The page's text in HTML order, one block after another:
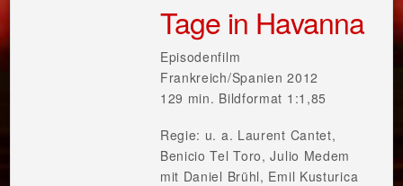
Tage in Havanna
Episodenfilm
Frankreich/Spanien 2012
129 min. Bildformat 1:1,85
Regie: u. a. Laurent Cantet,
Benicio Tel Toro, Julio Medem
mit Daniel Brühl, Emil Kusturica